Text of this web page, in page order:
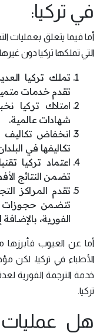
في تركيا:
أما فيما يتعلق بعمليات
التي تملكها تركيا دون
تملك تركيا
تقدم خدمات
امتلاك تركيا
شهادات عالمية.
انخفاض تكاليف
تكاليفها في
اعتماد تركيا
تضمن النتائج
تقدم المراكز
تتضمن حجوزات
الفورية،
أما عن العيوب فأبرزها
الأطباء في تركيا، لكن
خدمة الترجمة الفورية
تركيا.
هل عمليات